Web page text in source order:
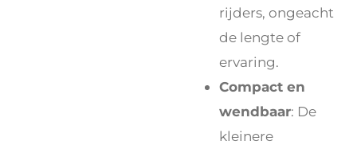
rijders, ongeacht
de lengte of
ervaring.
Compact en
wendbaar: De
kleinere